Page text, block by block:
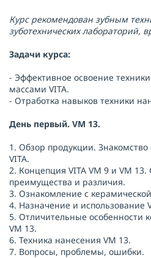
Курс рекомендован зубным
зуботехнических лабораторий,
Задачи курса:
- Эффективное освоение
массами VITA.
- Отработка навыков техники
День первый. VM 13.
1. Обзор продукции.
VITA.
2. Концепция VITA VM 9 и VM 13.
преимущества и различия.
3. Ознакомление с
4. Назначение и использование
5. Отличительные особенности
VM 13.
6. Техника нанесения VM 13.
7. Вопросы, проблемы, ошибки.